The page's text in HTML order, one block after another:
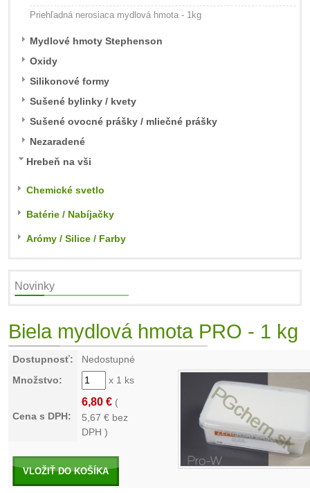
Priehľadná nerosiaca mydlová hmota - 1kg
Mydlové hmoty Stephenson
Oxidy
Silikonové formy
Sušené bylinky / kvety
Sušené ovocné prášky / mliečné prášky
Nezaradené
Hrebeň na vši
Chemické svetlo
Batérie / Nabíjačky
Arómy / Silice / Farby
Novinky
Biela mydlová hmota PRO - 1 kg
Dostupnosť:
Nedostupné
Množstvo:
x 1 ks
Cena s DPH:
6,80 € (
5,67 € bez
DPH )
VLOŽIŤ DO KOŠÍKA